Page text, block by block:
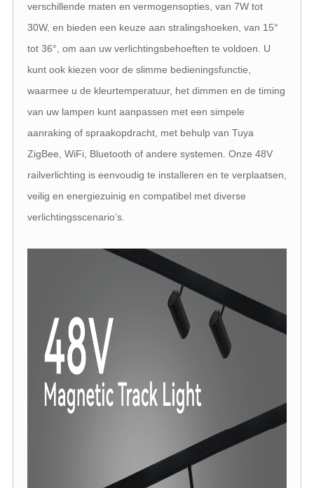
verschillende maten en vermogensopties, van 7W tot
30W, en bieden een keuze aan stralingshoeken, van 15°
tot 36°, om aan uw verlichtingsbehoeften te voldoen. U
kunt ook kiezen voor de slimme bedieningsfunctie,
waarmee u de kleurtemperatuur, het dimmen en de timing
van uw lampen kunt aanpassen met een simpele
aanraking of spraakopdracht, met behulp van Tuya
ZigBee, WiFi, Bluetooth of andere systemen. Onze 48V
railverlichting is eenvoudig te installeren en te verplaatsen,
veilig en energiezuinig en compatibel met diverse
verlichtingsscenario’s.